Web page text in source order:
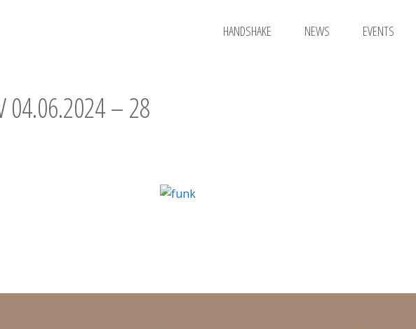
HANDSHAKE NEWS EVENTS
04.06.2024 – 28